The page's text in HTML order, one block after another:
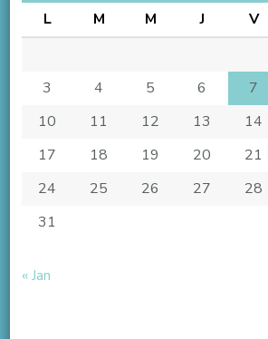
L M M J V
3
4 5 6 7
10
11 12 13 14
17
18 19 20 21
24
25 26 27 28
31
« Jan